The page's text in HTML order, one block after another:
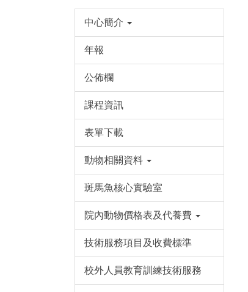
中心簡介
年報
公佈欄
課程資訊
表單下載
動物相關資料
斑馬魚核心實驗室
院內動物價格表及代養費
技術服務項目及收費標準
校外人員教育訓練技術服務